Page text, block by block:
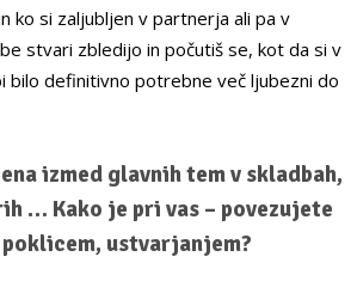
ko si zaljubljen v partnerja ali pa v
stvari zbledijo in počutiš se, kot da si v
bilo definitivno potrebne več ljubezni do
izmed glavnih tem v skladbah,
… Kako je pri vas – povezujete
ustvarjanjem?